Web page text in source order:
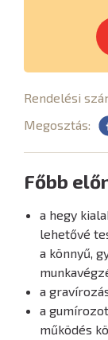
Rendelési
Megosztás:
Főbb
a hegy
lehetővé
a könnyű,
a
a
működés